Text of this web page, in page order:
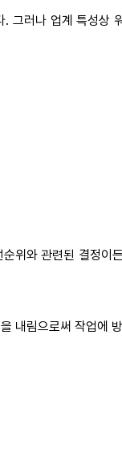
그러나 업계 특성상
위와 관련된 결정이
내림으로써 작업에